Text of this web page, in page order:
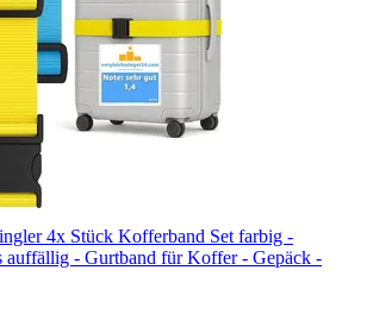
4x Stück Kofferband Set farbig -
auffällig - Gurtband für Koffer - Gepäck -